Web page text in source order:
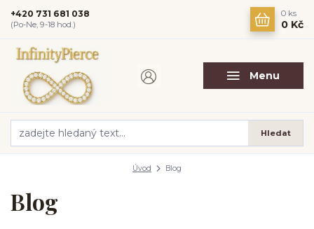
Menu
Hledat
+420 731 681 038
(Po-Ne, 9-18 hod.)
0 ks
0 Kč
Úvod Blog
Blog